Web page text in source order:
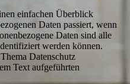
einfachen Überblick
Daten passiert, wenn
Daten sind alle
werden können.
Datenschutz
Text aufgeführten